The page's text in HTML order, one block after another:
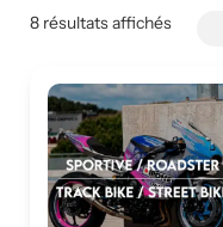
8 résultats affichés